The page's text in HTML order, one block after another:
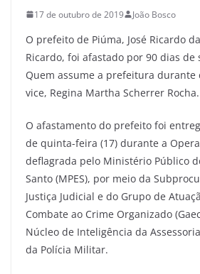
17 de outubro de 2019 João Bosco
O prefeito de Piúma, José Ricardo
Ricardo, foi afastado por 90 dias de
Quem assume a prefeitura durante
vice, Regina Martha Scherrer Rocha.
O afastamento do prefeito foi
de quinta-feira (17) durante a
deflagrada pelo Ministério Público
Santo (MPES), por meio da
Justiça Judicial e do Grupo de
Combate ao Crime Organizado
Núcleo de Inteligência da
da Polícia Militar.